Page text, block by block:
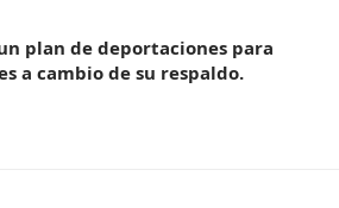
plan de deportaciones para
a cambio de su respaldo.